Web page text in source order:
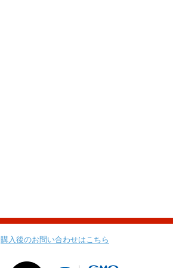
購入後のお問い合わせはこちら